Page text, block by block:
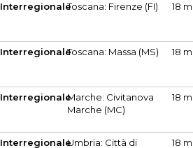
InterregionaleToscana: Firenze (FI) 18 m
InterregionaleToscana: Massa (MS) 18 m
InterregionaleMarche: Civitanova
Marche (MC)
18 m
InterregionaleUmbria: Città di
18 m